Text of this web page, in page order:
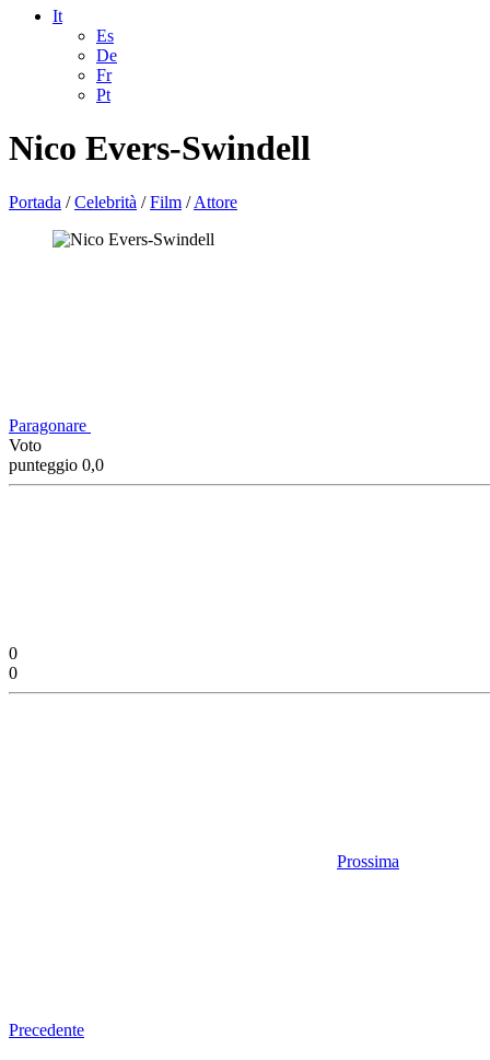
It
Es
De
Fr
Pt
Nico Evers-Swindell
Portada /Celebrità /Film /Attore
Paragonare
Voto
punteggio 0,0
0
0
Prossima
Precedente